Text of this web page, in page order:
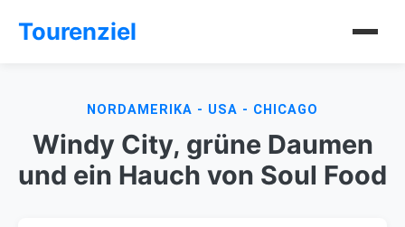
Tourenziel
NORDAMERIKA - USA - CHICAGO
Windy City, grüne Daumen
und ein Hauch von Soul Food